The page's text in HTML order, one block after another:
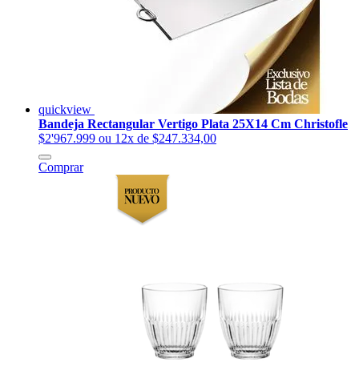
quickview
Bandeja Rectangular Vertigo Plata 25X14 Cm Christofle
$2'967.999 ou 12x de $247.334,00
Comprar